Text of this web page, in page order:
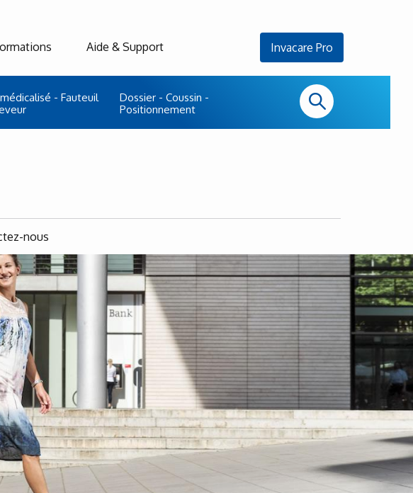
- Fauteuil
Dossier - Coussin -
Positionnement
Aide & Support Invacare Pro
nous